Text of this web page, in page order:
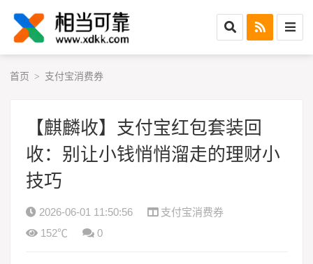
首页 > 支付宝消费券
【麒麟收】支付宝红包套装回
收：别让小钱悄悄溜走的理财小
技巧
2026-06-01 11:50:56
支付宝消费券
152℃
0